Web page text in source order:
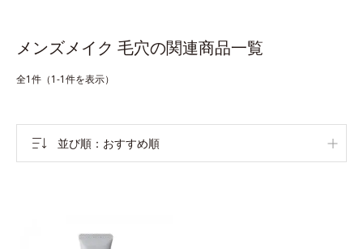
メンズメイク 毛穴の関連商品一覧
全1件（1-1件を表示）
並び順 おすすめ順